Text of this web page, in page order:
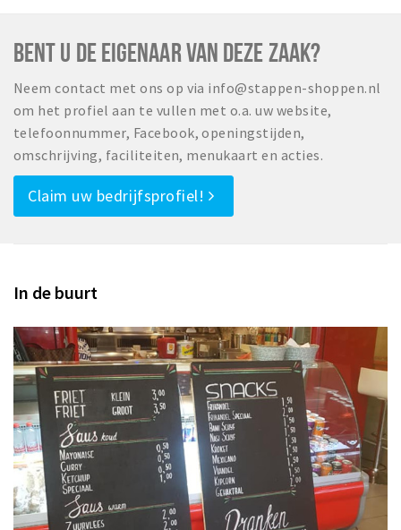
BENT U DE EIGENAAR VAN DEZE ZAAK?
Neem contact met ons op via info@stappen-shoppen.nl
om het profiel aan te vullen met o.a. uw website,
telefoonnummer, Facebook, openingstijden,
omschrijving, faciliteiten, menukaart en acties.
Claim uw bedrijfsprofiel!
In de buurt